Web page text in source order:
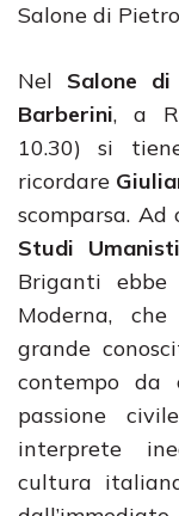
Salone di
Nel Salone
Barberini, a
10.30) si
ricordare
scomparsa.
Studi
Briganti
Moderna,
grande
contempo da
passione
interprete
cultura